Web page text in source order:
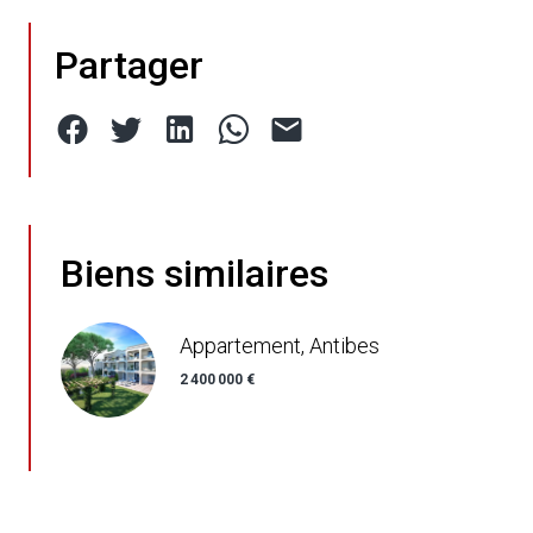
Partager
Biens similaires
Appartement, Antibes
2 400 000 €